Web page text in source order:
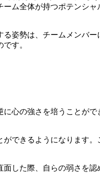
ム全体が持つポテンシャ
姿勢は、チームメンバー
す。
心の強さを培うことがで
できるようになります。
した際、自らの弱さを認